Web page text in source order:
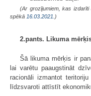
(Ar grozījumiem, kas izdarīti
spēkā 16.03.2021. )
2.pants. Likuma
Šā likuma mērķis ir
lai varētu paaugstināt
racionāli izmantot
līdzsvaroti attīstīt